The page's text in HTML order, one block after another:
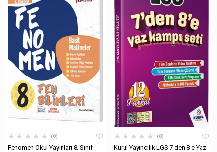
★ ★ ★ ★ ★ 0
Fenomen Okul Yayınları 8. Sınıf
★ ★ ★ ★ ★ 0
Kurul Yayıncılık LGS 7 den 8 e Yaz